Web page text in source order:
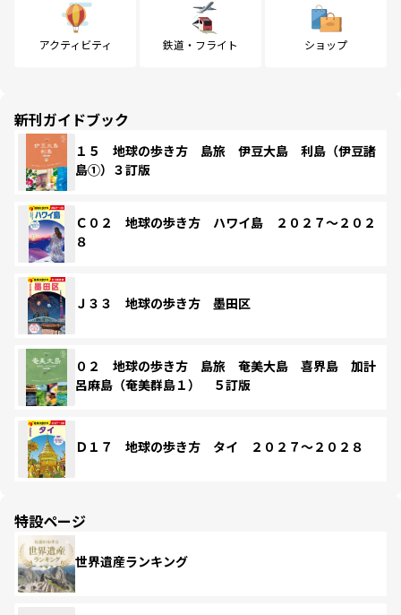
アクティビティ 鉄道・フライト ショップ
新刊ガイドブック
１５ 地球の歩き方 島旅 伊豆大島 利島（伊豆諸
島①）３訂版
Ｃ０２ 地球の歩き方 ハワイ島 ２０２７～２０２
８
Ｊ３３ 地球の歩き方 墨田区
０２ 地球の歩き方 島旅 奄美大島 喜界島 加計
呂麻島（奄美群島１） ５訂版
Ｄ１７ 地球の歩き方 タイ ２０２７～２０２８
特設ページ
世界遺産ランキング